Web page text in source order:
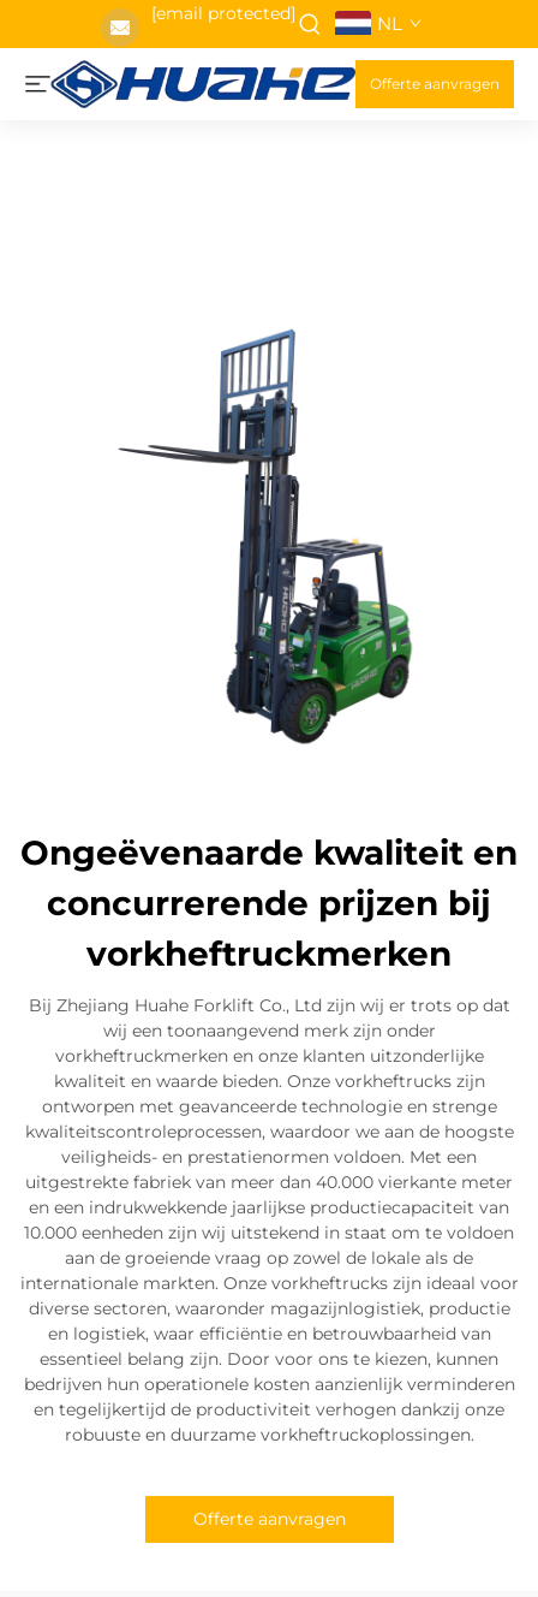
[email protected] NL
Offerte aanvragen
Ongeëvenaarde kwaliteit en
concurrerende prijzen bij
vorkheftruckmerken
Bij Zhejiang Huahe Forklift Co., Ltd zijn wij er trots op dat
wij een toonaangevend merk zijn onder
vorkheftruckmerken en onze klanten uitzonderlijke
kwaliteit en waarde bieden. Onze vorkheftrucks zijn
ontworpen met geavanceerde technologie en strenge
kwaliteitscontroleprocessen, waardoor we aan de hoogste
veiligheids- en prestatienormen voldoen. Met een
uitgestrekte fabriek van meer dan 40.000 vierkante meter
en een indrukwekkende jaarlijkse productiecapaciteit van
10.000 eenheden zijn wij uitstekend in staat om te voldoen
aan de groeiende vraag op zowel de lokale als de
internationale markten. Onze vorkheftrucks zijn ideaal voor
diverse sectoren, waaronder magazijnlogistiek, productie
en logistiek, waar efficiëntie en betrouwbaarheid van
essentieel belang zijn. Door voor ons te kiezen, kunnen
bedrijven hun operationele kosten aanzienlijk verminderen
en tegelijkertijd de productiviteit verhogen dankzij onze
robuuste en duurzame vorkheftruckoplossingen.
Offerte aanvragen